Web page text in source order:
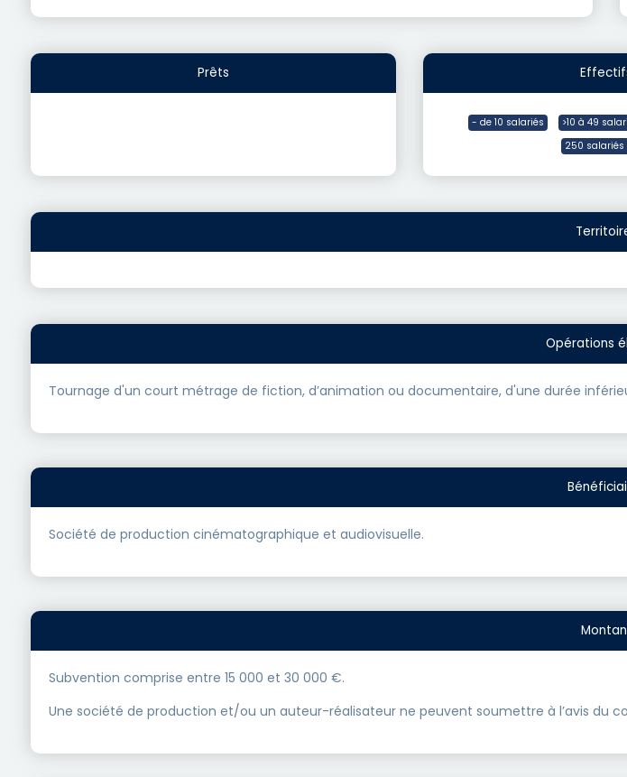
Prêts
- de 10 salariés >10 à 49
250 salariés
Opérations
Tournage d'un court métrage de fiction, d’animation ou documentaire, d'une durée
Société de production cinématographique et audiovisuelle.
Subvention comprise entre 15 000 et 30 000 €.
Une société de production et/ou un auteur-réalisateur ne peuvent soumettre à l’avis du